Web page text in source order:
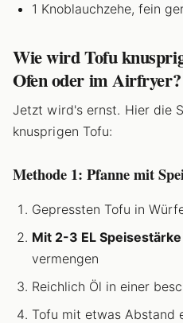
1 Knoblauchzehe, fein
Wie wird Tofu
Ofen oder im Airfryer?
Jetzt wird's ernst. Hier die
knusprigen Tofu:
Methode 1: Pfanne mit
Gepressten Tofu in
Mit 2-3 EL
vermengen
Reichlich Öl in einer
Tofu mit etwas Abstand